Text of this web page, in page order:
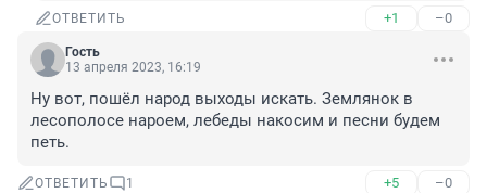
ОТВЕТИТЬ +1 –0
Гость
13 апреля 2023, 16:19
Ну вот, пошёл народ выходы искать. Землянок в
лесополосе нароем, лебеды накосим и песни будем
петь.
ОТВЕТИТЬ 1 +5 –0